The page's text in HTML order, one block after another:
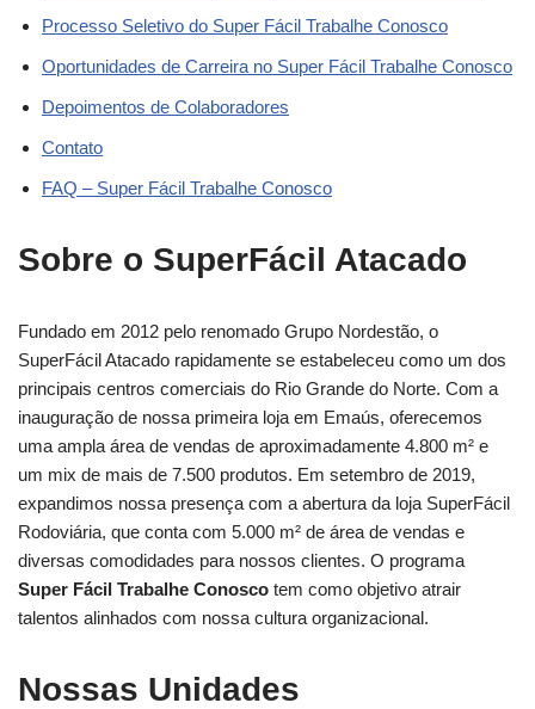
Processo Seletivo do Super Fácil Trabalhe Conosco
Oportunidades de Carreira no Super Fácil Trabalhe Conosco
Depoimentos de Colaboradores
Contato
FAQ – Super Fácil Trabalhe Conosco
Sobre o SuperFácil Atacado
Fundado em 2012 pelo renomado Grupo Nordestão, o
SuperFácil Atacado rapidamente se estabeleceu como um dos
principais centros comerciais do Rio Grande do Norte. Com a
inauguração de nossa primeira loja em Emaús, oferecemos
uma ampla área de vendas de aproximadamente 4.800 m² e
um mix de mais de 7.500 produtos. Em setembro de 2019,
expandimos nossa presença com a abertura da loja SuperFácil
Rodoviária, que conta com 5.000 m² de área de vendas e
diversas comodidades para nossos clientes. O programa
Super Fácil Trabalhe Conosco tem como objetivo atrair
talentos alinhados com nossa cultura organizacional.
Nossas Unidades